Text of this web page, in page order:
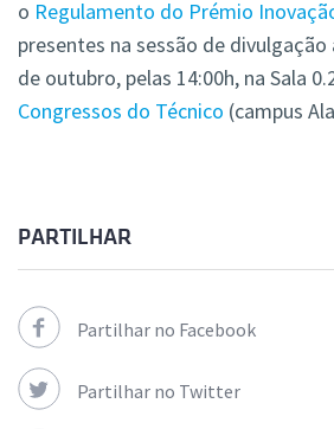
o Regulamento do Prémio
presentes na sessão de divulgação
de outubro, pelas 14:00h, na Sala
Congressos do Técnico (campus
PARTILHAR
Partilhar no Facebook
Partilhar no Twitter